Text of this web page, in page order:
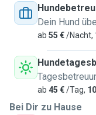
Dein Hund
ab 55 €/Nacht,
ab 45 €/Tag,
Bei Dir zu Hause